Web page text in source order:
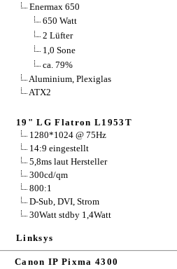
Enermax 650
650 Watt
2 Lüfter
1,0 Sone
ca. 79%
Aluminium, Plexiglas
ATX2
19" LG Flatron L1953T
1280*1024 @ 75Hz
14:9 eingestellt
5,8ms laut Hersteller
300cd/qm
800:1
D-Sub, DVI, Strom
30Watt stdby 1,4Watt
Linksys
Canon IP Pixma 4300